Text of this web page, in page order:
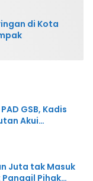
di Kota
GSB, Kadis
Akui
Juta tak Masuk
Pihak